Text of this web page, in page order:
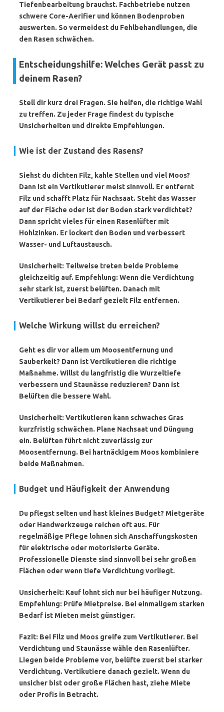
Tiefenbearbeitung brauchst. Fachbetriebe nutzen
schwere Core-Aerifier und können Bodenproben
auswerten. So vermeidest du Fehlbehandlungen, die
den Rasen schwächen.
Entscheidungshilfe: Welches Gerät passt zu
deinem Rasen?
Stell dir kurz drei Fragen. Sie helfen, die richtige Wahl
zu treffen. Zu jeder Frage findest du typische
Unsicherheiten und direkte Empfehlungen.
Wie ist der Zustand des Rasens?
Siehst du dichten Filz, kahle Stellen und viel Moos?
Dann ist einVertikutierer meist sinnvoll. Er entfernt
Filz und schafft Platz für Nachsaat. Steht das Wasser
auf der Fläche oder ist der Boden stark verdichtet?
Dann spricht vieles für einen Rasenlüfter mit
Hohlzinken. Er lockert den Boden und verbessert
Wasser- und Luftaustausch.
Unsicherheit: Teilweise treten beide Probleme
gleichzeitig auf. Empfehlung: Wenn die Verdichtung
sehr stark ist, zuerst belüften. Danach mit
Vertikutierer bei Bedarf gezielt Filz entfernen.
Welche Wirkung willst du erreichen?
Geht es dir vor allem um Moosentfernung und
Sauberkeit? Dann ist Vertikutieren die richtige
Maßnahme. Willst du langfristig die Wurzeltiefe
verbessern und Staunässe reduzieren? Dann ist
Belüften die bessere Wahl.
Unsicherheit: Vertikutieren kann schwaches Gras
kurzfristig schwächen. Plane Nachsaat und Düngung
ein. Belüften führt nicht zuverlässig zur
Moosentfernung. Bei hartnäckigem Moos kombiniere
beide Maßnahmen.
Budget und Häufigkeit der Anwendung
Du pflegst selten und hast kleines Budget? Mietgeräte
oder Handwerkzeuge reichen oft aus. Für
regelmäßige Pflege lohnen sich Anschaffungskosten
für elektrische oder motorisierte Geräte.
Professionelle Dienste sind sinnvoll bei sehr großen
Flächen oder wenn tiefe Verdichtung vorliegt.
Unsicherheit: Kauf lohnt sich nur bei häufiger Nutzung.
Empfehlung: Prüfe Mietpreise. Bei einmaligem starken
Bedarf ist Mieten meist günstiger.
Fazit: Bei Filz und Moos greife zumVertikutierer. Bei
Verdichtung und Staunässe wähle den Rasenlüfter.
Liegen beide Probleme vor, belüfte zuerst bei starker
Verdichtung. Vertikutiere danach gezielt. Wenn du
unsicher bist oder große Flächen hast, ziehe Miete
oder Profis in Betracht.